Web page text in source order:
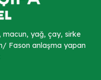
macun, yağ, çay, sirke
Fason anlaşma yapan